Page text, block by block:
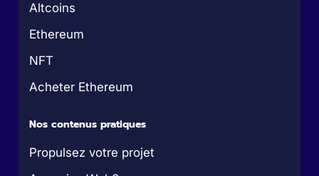
Altcoins
Ethereum
NFT
Acheter Ethereum
Nos contenus pratiques
Propulsez votre projet